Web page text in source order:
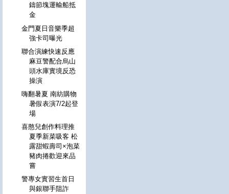
鑄節塊運輸船抵
金
金門夏日音樂季超
強卡司曝光
聯合演練快速反應
麻豆警配合烏山
頭水庫實境反恐
操演
嗨翻暑夏 南紡購物
暑假表演7/2起登
場
喜憨兒創作料理推
夏季新菜吸客 松
露甜蝦壽司×泡菜
豬肉捲歡迎來品
嘗
警專女實習生首日
與銀聯手阻詐